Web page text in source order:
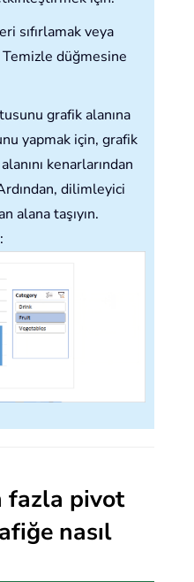
sıfırlamak veya
düğmesine
grafik alanına
yapmak için, grafik
kenarlarından
dilimleyici
alana taşıyın.
fazla pivot
nasıl